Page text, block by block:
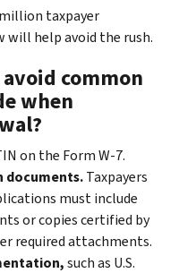
taxpayer
will help avoid the rush.
common
when
on the Form W-7.
documents.Taxpayers
must include
or copies certified by
required attachments.
such as U.S.